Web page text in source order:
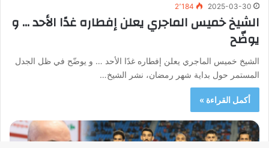
2025-03-30 2٬184
الشيخ خميس الماجري يعلن إفطاره غدًا الأحد … و
يوضّح
الشيخ خميس الماجري يعلن إفطاره غدًا الأحد … و يوضّح في ظل الجدل
المستمر حول بداية شهر رمضان، نشر الشيخ…
أكمل القراءة »